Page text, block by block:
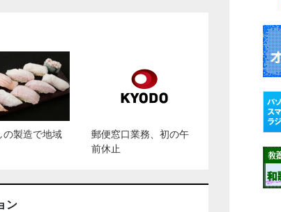
の製造で地域
郵便窓口業務、初の午
前休止
ン